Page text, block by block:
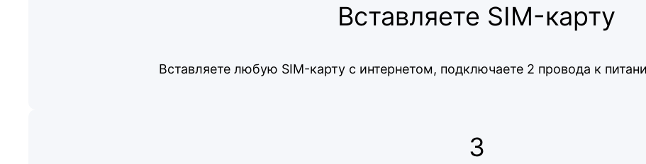
Вставляете SIM-карту
Вставляете любую SIM-карту с интернетом, подключаете 2 провода к
3